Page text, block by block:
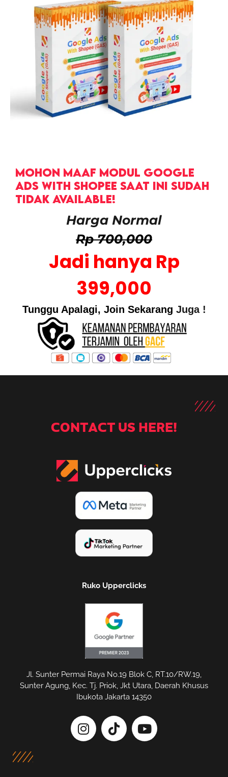
MOHON MAAF MODUL GOOGLE
ADS WITH SHOPEE SAAT INI SUDAH
TIDAK AVAILABLE!
Harga Normal
Rp 700,000
Jadi hanya Rp
399,000
Tunggu Apalagi, Join Sekarang Juga !
CONTACT US HERE!
Ruko Upperclicks
Jl. Sunter Permai Raya No.19 Blok C, RT.10/RW.19,
Sunter Agung, Kec. Tj. Priok, Jkt Utara, Daerah Khusus
Ibukota Jakarta 14350
I
n
T
i
Y
o